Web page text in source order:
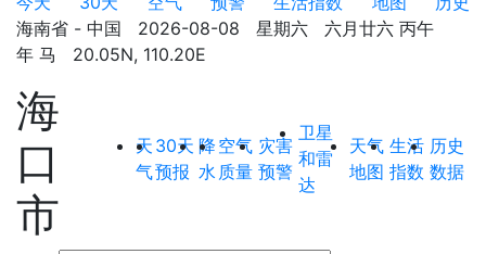
海南省 - 中国 2026-08-08 星期六 六月廿六 丙午
年 马 20.05N, 110.20E
海
口
市
天
气
30天
预报
降
水
空气
质量
灾害
预警
卫星
和雷
达
天气
地图
生活
指数
历史
数据